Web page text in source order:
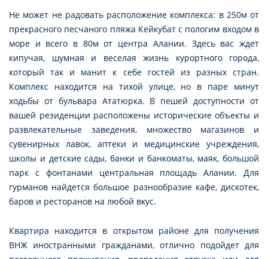
Не может не радовать расположение комплекса: в 250м от
прекрасного песчаного пляжа Кейкубат с пологим входом в
море и всего в 80м от центра Алании. Здесь вас ждет
кипучая, шумная и веселая жизнь курортного города,
который так и манит к себе гостей из разных стран.
Комплекс находится на тихой улице, но в паре минут
ходьбы от бульвара Ататюрка. В пешей доступности от
вашей резиденции расположены исторические объекты и
развлекательные заведения, множество магазинов и
сувенирных лавок, аптеки и медицинские учреждения,
школы и детские сады, банки и банкоматы, маяк, большой
парк с фонтанами центральная площадь Алании. Для
гурманов найдется большое разнообразие кафе, дискотек,
баров и ресторанов на любой вкус.
Квартира находится в открытом районе для получения
ВНЖ иностранными гражданами, отлично подойдет для